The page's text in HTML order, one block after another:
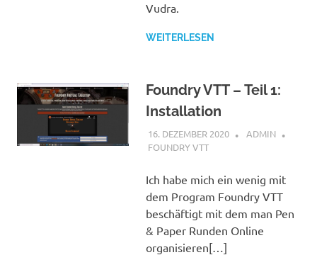
Vudra.
WEITERLESEN
Foundry VTT – Teil 1:
Installation
16. DEZEMBER 2020
ADMIN
FOUNDRY VTT
Ich habe mich ein wenig mit
dem Program Foundry VTT
beschäftigt mit dem man Pen
& Paper Runden Online
organisieren[…]